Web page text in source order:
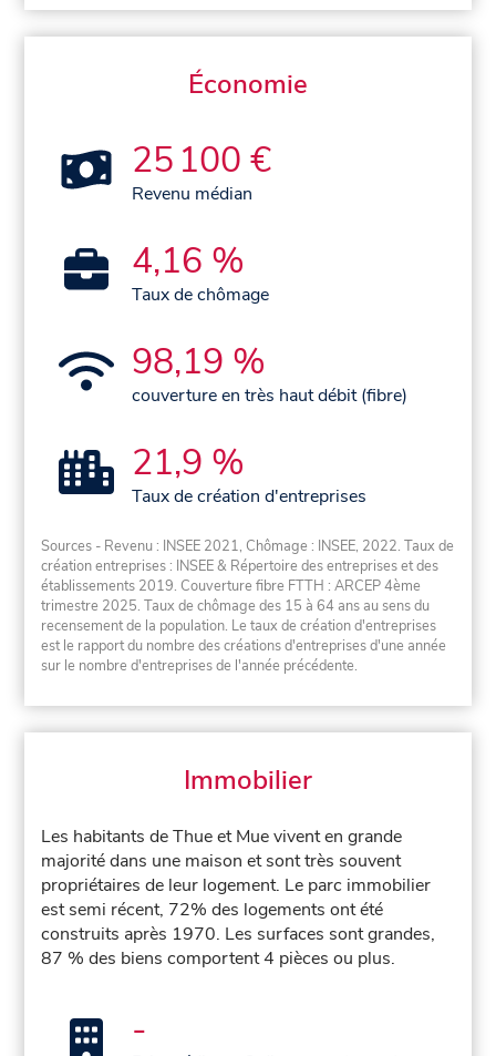
Économie
25 100 €
Revenu médian
4,16 %
Taux de chômage
98,19 %
couverture en très haut débit (fibre)
21,9 %
Taux de création d'entreprises
Sources - Revenu : INSEE 2021, Chômage : INSEE, 2022. Taux de
création entreprises : INSEE & Répertoire des entreprises et des
établissements 2019. Couverture fibre FTTH : ARCEP 4ème
trimestre 2025. Taux de chômage des 15 à 64 ans au sens du
recensement de la population. Le taux de création d'entreprises
est le rapport du nombre des créations d'entreprises d'une année
sur le nombre d'entreprises de l'année précédente.
Immobilier
Les habitants de Thue et Mue vivent en grande
majorité dans une maison et sont très souvent
propriétaires de leur logement. Le parc immobilier
est semi récent, 72% des logements ont été
construits après 1970. Les surfaces sont grandes,
87 % des biens comportent 4 pièces ou plus.
-